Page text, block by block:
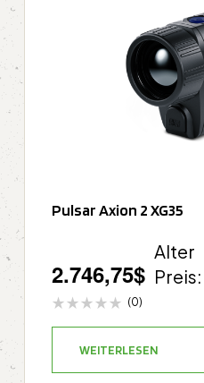
Pulsar Axion 2 XG35
Alter
Preis:
2.746,75$
(0)
WEITERLESEN